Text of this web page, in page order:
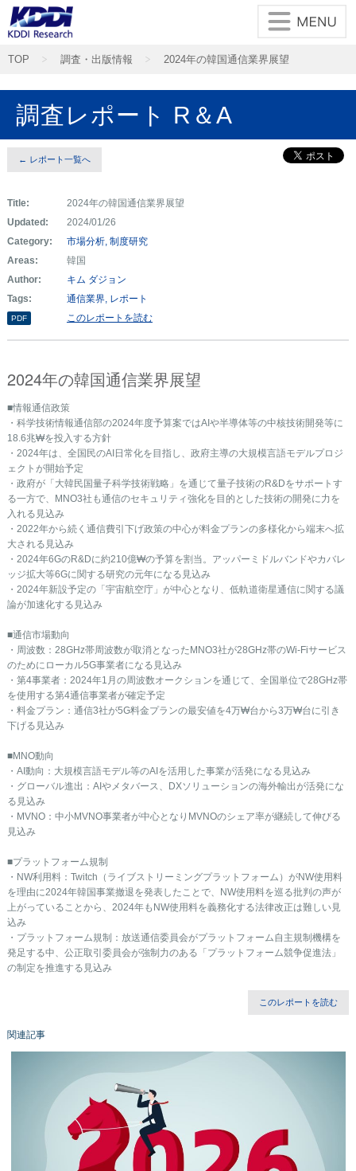
TOP 調査・出版情報 2024年の韓国通信業界展望
調査レポート R＆A
← レポート一覧へ
Title:
2024年の韓国通信業界展望
Updated:
2024/01/26
Category:
市場分析 制度研究
Areas:
韓国
Author:
キム ダジョン
Tags:
通信業界 レポート
PDF このレポートを読む
2024年の韓国通信業界展望
■情報通信政策
・科学技術情報通信部の2024年度予算案ではAIや半導体等の中核技術開発等に
18.6兆₩を投入する方針
・2024年は、全国民のAI日常化を目指し、政府主導の大規模言語モデルプロジ
ェクトが開始予定
・政府が「大韓民国量子科学技術戦略」を通じて量子技術のR&Dをサポートす
る一方で、MNO3社も通信のセキュリティ強化を目的とした技術の開発に力を
入れる見込み
・2022年から続く通信費引下げ政策の中心が料金プランの多様化から端末へ拡
大される見込み
・2024年6GのR&Dに約210億₩の予算を割当。アッパーミドルバンドやカバレ
ッジ拡大等6Gに関する研究の元年になる見込み
・2024年新設予定の「宇宙航空庁」が中心となり、低軌道衛星通信に関する議
論が加速化する見込み
■通信市場動向
・周波数：28GHz帯周波数が取消となったMNO3社が28GHz帯のWi-Fiサービス
のためにローカル5G事業者になる見込み
・第4事業者：2024年1月の周波数オークションを通じて、全国単位で28GHz帯
を使用する第4通信事業者が確定予定
・料金プラン：通信3社が5G料金プランの最安値を4万₩台から3万₩台に引き
下げる見込み
■MNO動向
・AI動向：大規模言語モデル等のAIを活用した事業が活発になる見込み
・グローバル進出：AIやメタバース、DXソリューションの海外輸出が活発にな
る見込み
・MVNO：中小MVNO事業者が中心となりMVNOのシェア率が継続して伸びる
見込み
■プラットフォーム規制
・NW利用料：Twitch（ライブストリーミングプラットフォーム）がNW使用料
を理由に2024年韓国事業撤退を発表したことで、NW使用料を巡る批判の声が
上がっていることから、2024年もNW使用料を義務化する法律改正は難しい見
込み
・プラットフォーム規制：放送通信委員会がプラットフォーム自主規制機構を
発足する中、公正取引委員会が強制力のある「プラットフォーム競争促進法」
の制定を推進する見込み
このレポートを読む
関連記事